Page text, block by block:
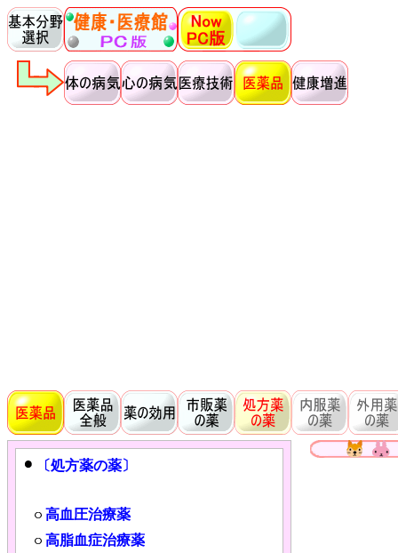
〔処方薬の薬〕
高血圧治療薬
高脂血症治療薬